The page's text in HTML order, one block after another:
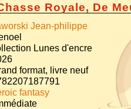
Royale, De
Jean-philippe
Lunes d'encre
format, livre neuf
fantasy